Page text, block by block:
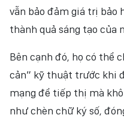
vẫn bảo đảm giá trị bảo
thành quả sáng tạo của
Bên cạnh đó, họ có thể
cản” kỹ thuật trước khi
mạng để tiếp thị mà
như chèn chữ ký số,